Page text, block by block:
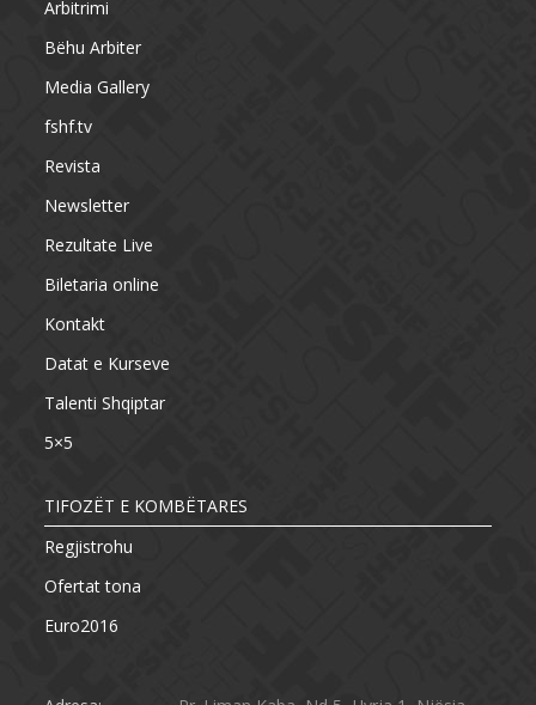
Arbitrimi
Bëhu Arbiter
Media Gallery
fshf.tv
Revista
Newsletter
Rezultate Live
Biletaria online
Kontakt
Datat e Kurseve
Talenti Shqiptar
5×5
TIFOZËT E KOMBËTARES
Regjistrohu
Ofertat tona
Euro2016